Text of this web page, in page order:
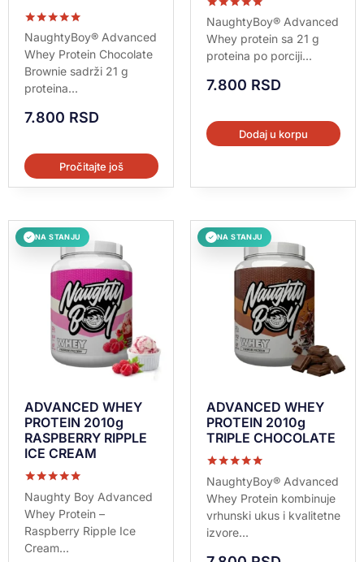
Ocenjeno sa
5.00
od 5
NaughtyBoy® Advanced
Whey Protein Chocolate
Brownie sadrži 21 g
proteina...
7.800 RSD
Pročitajte još
Ocenjeno sa
5.00
od 5
NaughtyBoy® Advanced
Whey protein sa 21 g
proteina po porciji...
7.800 RSD
Dodaj u korpu
✓ NA STANJU
ADVANCED WHEY
PROTEIN 2010g
RASPBERRY RIPPLE
ICE CREAM
Ocenjeno sa
5.00
od 5
Naughty Boy Advanced
Whey Protein –
Raspberry Ripple Ice
Cream...
✓ NA STANJU
ADVANCED WHEY
PROTEIN 2010g
TRIPLE CHOCOLATE
Ocenjeno sa
5.00
od 5
NaughtyBoy® Advanced
Whey Protein kombinuje
vrhunski ukus i kvalitetne
izvore...